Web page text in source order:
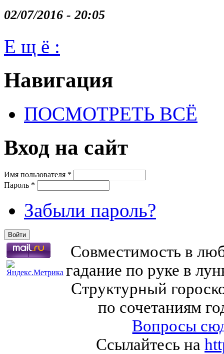
02/07/2016 - 20:05
Е щ ё :
Навигация
ПОСМОТРЕТЬ ВСЁ
Вход на сайт
Имя пользователя *
Пароль *
Забыли пароль?
Совместимость в
гадание по руке в
Структурный
по сочетаниям
Вопросы
Ссылайтесь на